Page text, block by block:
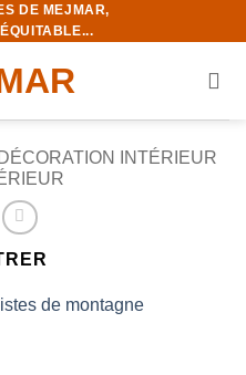
DE MEJMAR,
DÉCORATION INTÉRIEUR